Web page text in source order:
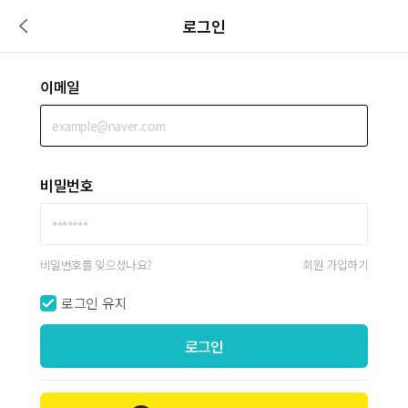
로그인
이메일
비밀번호
비밀번호를 잊으셨나요? 회원 가입하기
로그인 유지
로그인